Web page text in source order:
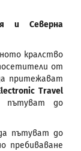
и Северна
кралство
от
притежават
Travel
до
пътуват до
пребиваване